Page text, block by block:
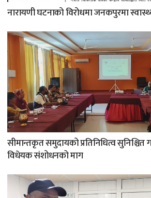
नारायणी घटनाको विरोधमा जनकपुरमा
सीमान्तकृत समुदायको प्रतिनिधित्व सुनिश्चित
विधेयक संशोधनको माग